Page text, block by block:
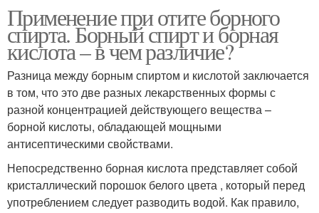
Применение при отите борного
спирта. Борный спирт и борная
кислота – в чем различие?
Разница между борным спиртом и кислотой заключается
в том, что это две разных лекарственных формы с
разной концентрацией действующего вещества –
борной кислоты, обладающей мощными
антисептическими свойствами.
Непосредственно борная кислота представляет собой
кристаллический порошок белого цвета , который перед
употрeблением следует разводить водой. Как правило,